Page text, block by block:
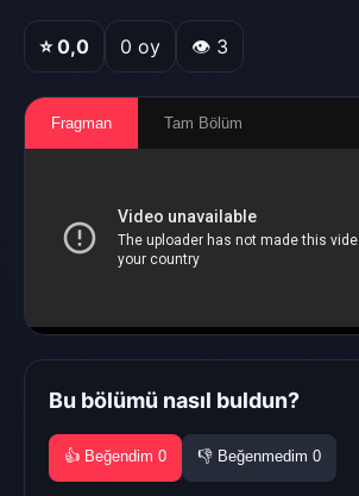
⭐0,0 0 oy 👁 3
Fragman Tam Bölüm
Bu bölümü nasıl buldun?
👍 Beğendim 0 👎 Beğenmedim 0